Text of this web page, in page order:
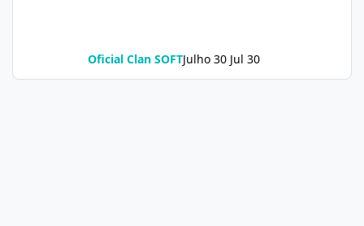
Oficial Clan SOFTJulho 30 Jul 30